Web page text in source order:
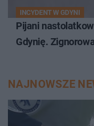
INCYDENT W GDYNI
Pijani
Gdynię.
NAJNOWSZE